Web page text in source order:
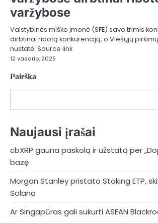
varžybose
Valstybinės miško įmonė (SFE) savo trimis
dirbtinai ribotą konkurenciją, o Viešųjų
nustatė. Source link
12 vasario, 2025
Paieška
Naujausi įrašai
cbXRP gauna paskolą ir užstatą per
bazę
Morgan Stanley pristato Staking ETP,
Solana
Ar Singapūras gali sukurti ASEAN